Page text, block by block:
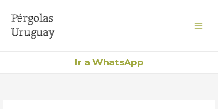
contenido
Ir a WhatsApp